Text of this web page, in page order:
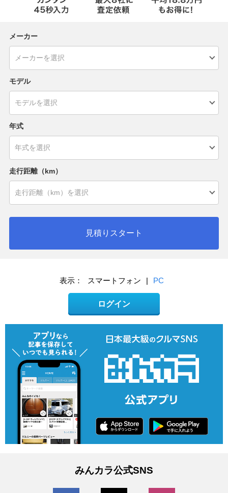
メーカー
モデル
年式
走行距離（km）
見積りスタート
表示： スマートフォン | PC
ログイン
みんカラ公式SNS